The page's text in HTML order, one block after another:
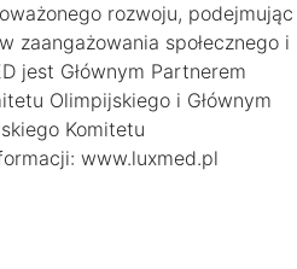
rozwoju, podejmując
zaangażowania społecznego i
jest Głównym Partnerem
Olimpijskiego i Głównym
Komitetu
www.luxmed.pl